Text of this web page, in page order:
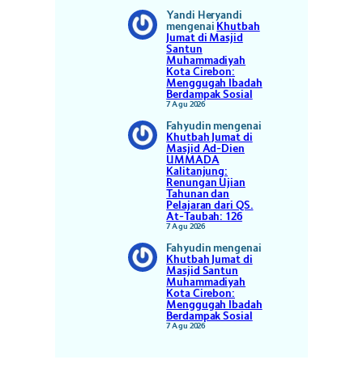
Yandi Heryandi
mengenai Khutbah
Jumat di Masjid
Santun
Muhammadiyah
Kota Cirebon:
Menggugah Ibadah
Berdampak Sosial
7 Agu 2026
Fahyudinmengenai
Khutbah Jumat di
Masjid Ad-Dien
UMMADA
Kalitanjung:
Renungan Ujian
Tahunan dan
Pelajaran dari QS.
At-Taubah: 126
7 Agu 2026
Fahyudinmengenai
Khutbah Jumat di
Masjid Santun
Muhammadiyah
Kota Cirebon:
Menggugah Ibadah
Berdampak Sosial
7 Agu 2026